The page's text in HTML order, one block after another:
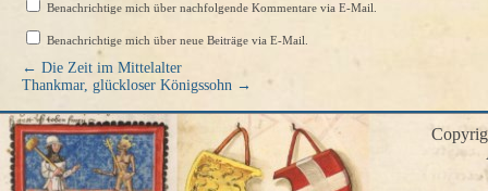
Benachrichtige mich über nachfolgende Kommentare via E-Mail.
Benachrichtige mich über neue Beiträge via E-Mail.
← Die Zeit im Mittelalter
Thankmar, glückloser Königssohn →